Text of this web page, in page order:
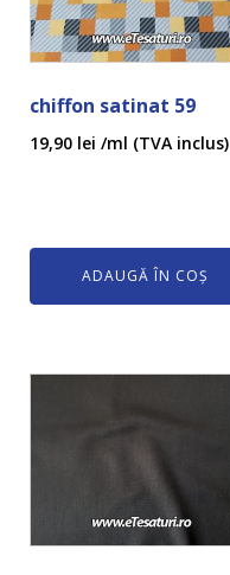
chiffon satinat 59
19,90 lei /ml (TVA inclus)
ADAUGĂ ÎN COȘ